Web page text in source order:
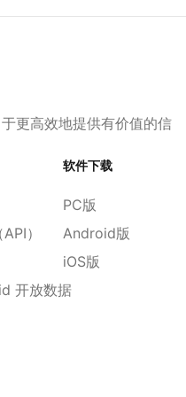
更高效地提供有价值的信
）
开放数据
软件下载
PC版
Android版
iOS版